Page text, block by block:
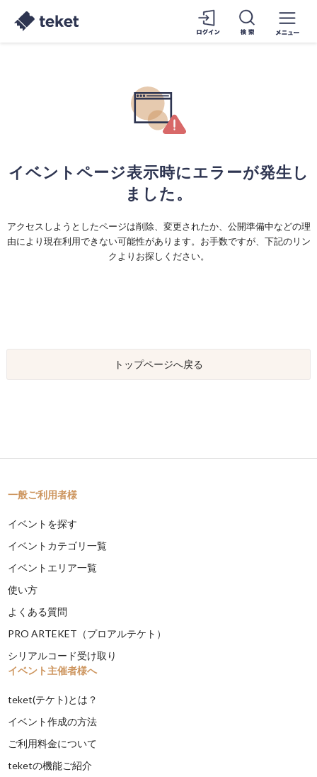
イベントページ表示時にエラーが発生し
ました。
アクセスしようとしたページは削除、変更されたか、公開準備中などの理
由により現在利用できない可能性があります。お手数ですが、下記のリン
クよりお探しください。
トップページへ戻る
一般ご利用者様
イベントを探す
イベントカテゴリ一覧
イベントエリア一覧
使い方
よくある質問
PRO ARTEKET（プロアルテケト）
シリアルコード受け取り
イベント主催者様へ
teket(テケト)とは？
イベント作成の方法
ご利用料金について
teketの機能ご紹介